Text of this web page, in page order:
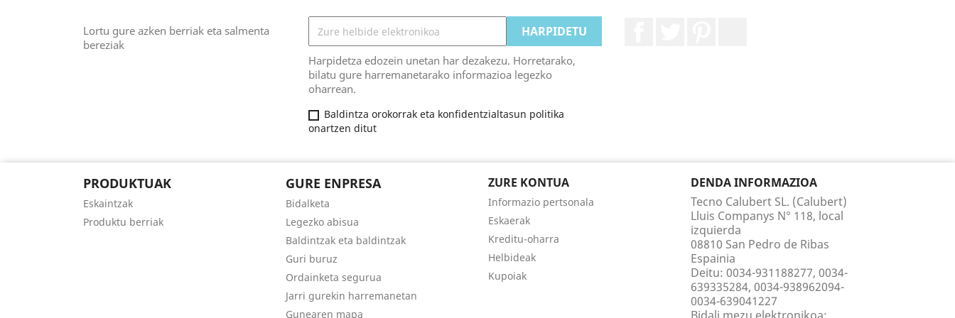
Lortu gure azken berriak eta salmenta
bereziak
Harpidetza edozein unetan har dezakezu. Horretarako,
bilatu gure harremanetarako informazioa legezko
oharrean.
Baldintza orokorrak eta konfidentzialtasun politika
onartzen ditut
PRODUKTUAK
Eskaintzak
Produktu berriak
GURE ENPRESA
Bidalketa
Legezko abisua
Baldintzak eta baldintzak
Guri buruz
Ordainketa segurua
Jarri gurekin harremanetan
Gunearen mapa
ZURE KONTUA
Informazio pertsonala
Eskaerak
Kreditu-oharra
Helbideak
Kupoiak
DENDA INFORMAZIOA
Tecno Calubert SL. (Calubert)
Lluis Companys N° 118, local
izquierda
08810 San Pedro de Ribas
Espainia
Deitu: 0034-931188277, 0034-
639335284, 0034-938962094-
0034-639041227